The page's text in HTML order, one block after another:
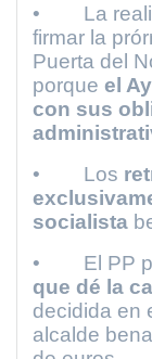
• La
firmar la
Puerta del
porque el
con sus
• Los
socialista
• El PP
que dé la
decidida en
alcalde